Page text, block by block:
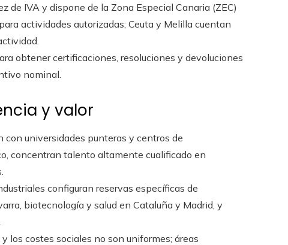
de IVA y dispone de la Zona Especial Canaria (ZEC)
actividades autorizadas; Ceuta y Melilla cuentan
obtener certificaciones, resoluciones y devoluciones
nominal.
y valor
con universidades punteras y centros de
concentran talento altamente cualificado en
configuran reservas específicas de
biotecnología y salud en Cataluña y Madrid, y
los costes sociales no son uniformes; áreas